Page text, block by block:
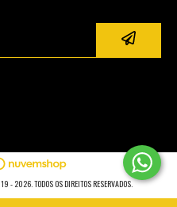
2026. TODOS OS DIREITOS RESERVADOS.